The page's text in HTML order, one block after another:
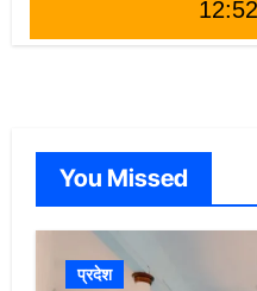
You Missed
प्रदेश